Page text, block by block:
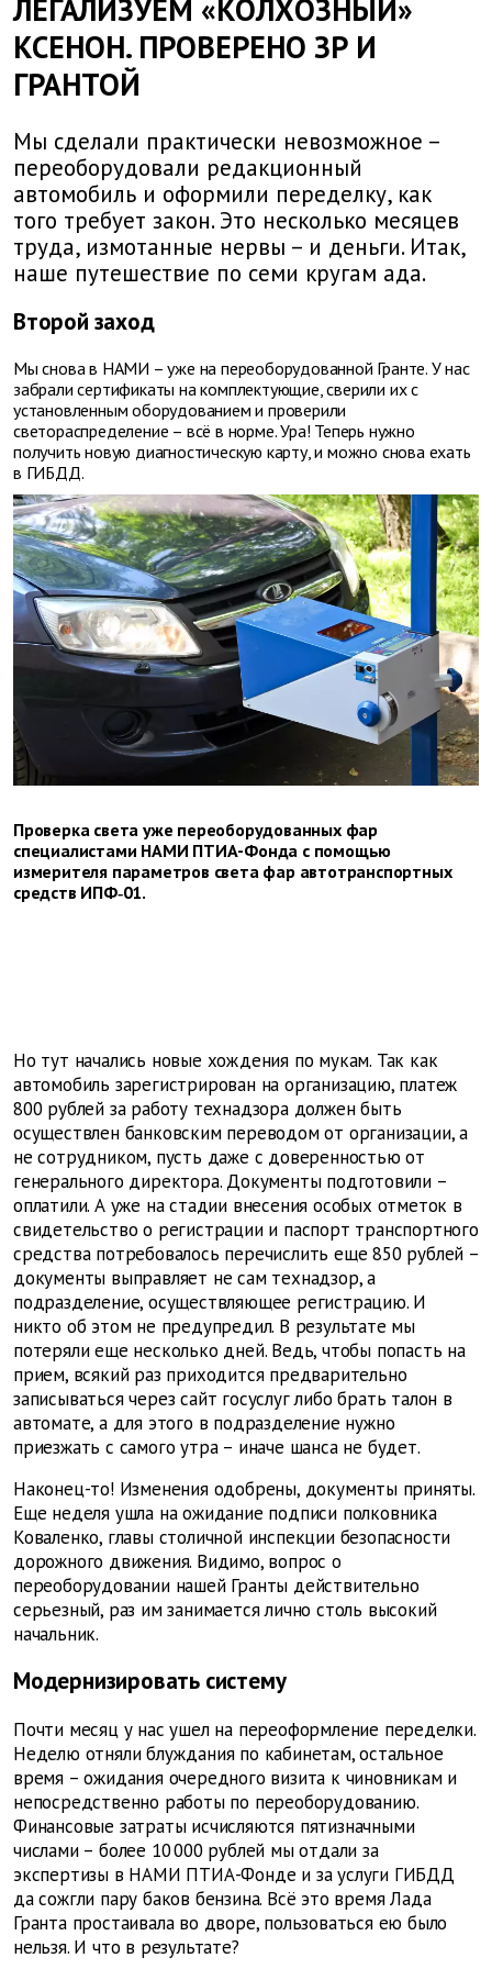
ЛЕГАЛИЗУЕМ «КОЛХОЗНЫЙ»
КСЕНОН. ПРОВЕРЕНО ЗР И
ГРАНТОЙ
Мы сделали практически невозможное –
переоборудовали редакционный
автомобиль и оформили переделку, как
того требует закон. Это несколько месяцев
труда, измотанные нервы – и деньги. Итак,
наше путешествие по семи кругам ада.
Второй заход
Мы снова в НАМИ – уже на переоборудованной Гранте. У нас
забрали сертификаты на комплектующие, сверили их с
установленным оборудованием и проверили
светораспределение – всё в норме. Ура! Теперь нужно
получить новую диагностическую карту, и можно снова ехать
в ГИБДД.
Проверка света уже переоборудованных фар
специалистами НАМИ ПТИА-Фонда с помощью
измерителя параметров света фар автотранспортных
средств ИПФ‑01.
Но тут начались новые хождения по мукам. Так как
автомобиль зарегистрирован на организацию, платеж
800 рублей за работу технадзора должен быть
осуществлен банковским переводом от организации, а
не сотрудником, пусть даже с доверенностью от
генерального директора. Документы подготовили –
оплатили. А уже на стадии внесения особых отметок в
свидетельство о регистрации и паспорт транспортного
средства потребовалось перечислить еще 850 рублей –
документы выправляет не сам технадзор, а
подразделение, осуществляющее регистрацию. И
никто об этом не предупредил. В результате мы
потеряли еще несколько дней. Ведь, чтобы попасть на
прием, всякий раз приходится предварительно
записываться через сайт госуслуг либо брать талон в
автомате, а для этого в подразделение нужно
приезжать с самого утра – иначе шанса не будет.
Наконец-то! Изменения одобрены, документы приняты.
Еще неделя ушла на ожидание подписи полковника
Коваленко, главы столичной инспекции безопасности
дорожного движения. Видимо, вопрос о
переоборудовании нашей Гранты действительно
серьезный, раз им занимается лично столь высокий
начальник.
Модернизировать систему
Почти месяц у нас ушел на переоформление переделки.
Неделю отняли блуждания по кабинетам, остальное
время – ожидания очередного визита к чиновникам и
непосредственно работы по переоборудованию.
Финансовые затраты исчисляются пятизначными
числами – более 10 000 рублей мы отдали за
экспертизы в НАМИ ПТИА-Фонде и за услуги ГИБДД
да сожгли пару баков бензина. Всё это время Лада
Гранта простаивала во дворе, пользоваться ею было
нельзя. И что в результате?